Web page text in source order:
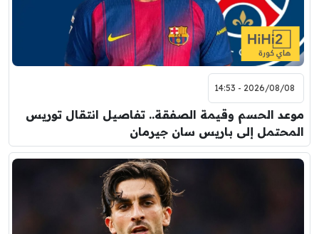
2026/08/08 - 14:53
موعد الحسم وقيمة الصفقة.. تفاصيل انتقال توريس
المحتمل إلى باريس سان جيرمان